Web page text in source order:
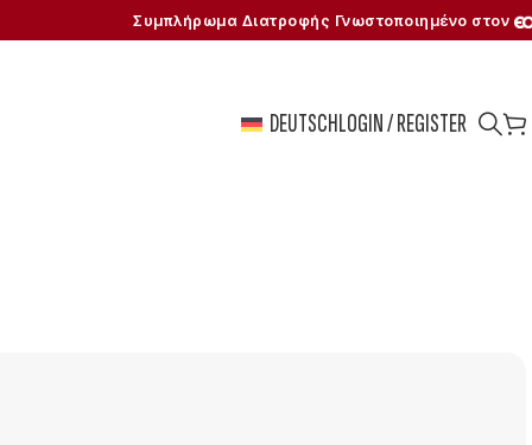
Συμπλήρωμα Διατροφής Γνωστοποιημένο στον
DEUTSCHLOGIN / REGISTER